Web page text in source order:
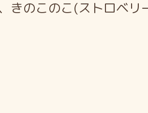
きのこのこ(ストロベリ